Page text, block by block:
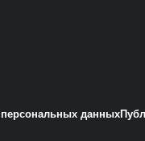
персональных данных